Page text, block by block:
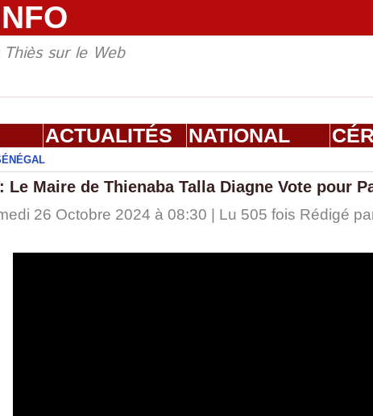
sur le Web
ACTUALITÉS NATIONAL
Le Maire de Thienaba Talla Diagne Vote pour
26 Octobre 2024 à 08:30 | Lu 505 fois Rédigé